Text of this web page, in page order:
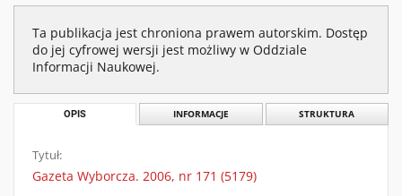
Ta publikacja jest chroniona prawem autorskim. Dostęp
do jej cyfrowej wersji jest możliwy w Oddziale
Informacji Naukowej.
OPIS INFORMACJE STRUKTURA
Tytuł:
Gazeta Wyborcza. 2006, nr 171 (5179)